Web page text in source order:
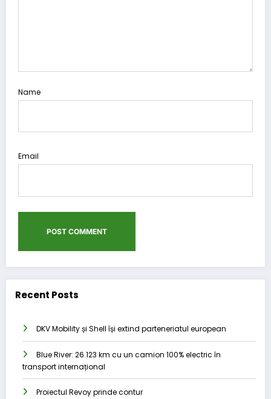
Name
Email
Recent Posts
DKV Mobility și Shell își extind parteneriatul european
Blue River: 26.123 km cu un camion 100% electric în
transport internațional
Proiectul Revoy prinde contur